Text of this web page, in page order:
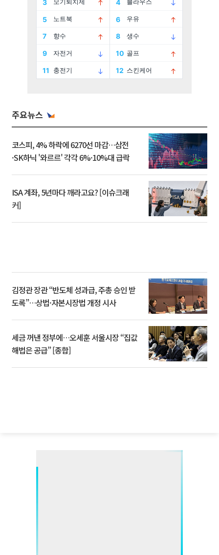
주요뉴스
코스피, 4% 하락에 6270선 마감…삼전
·SK하닉 '와르르' 각각 6%·10%대 급락
ISA 계좌, 5년마다 깨라고요? [이슈크래
커]
김정관 장관 “반도체 성과급, 주총 승인 받
도록”…상법·자본시장법 개정 시사
세금 꺼낸 정부에…오세훈 서울시장 “집값
해법은 공급” [종합]